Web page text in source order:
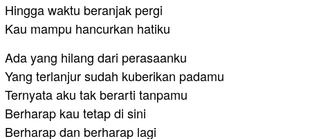
Hingga waktu beranjak pergi
Kau mampu hancurkan hatiku
Ada yang hilang dari perasaanku
Yang terlanjur sudah kuberikan padamu
Ternyata aku tak berarti tanpamu
Berharap kau tetap di sini
Berharap dan berharap lagi